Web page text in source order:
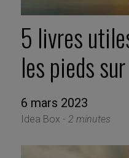
5 livres
les pieds
6 mars 2023
Idea Box - 2 minutes